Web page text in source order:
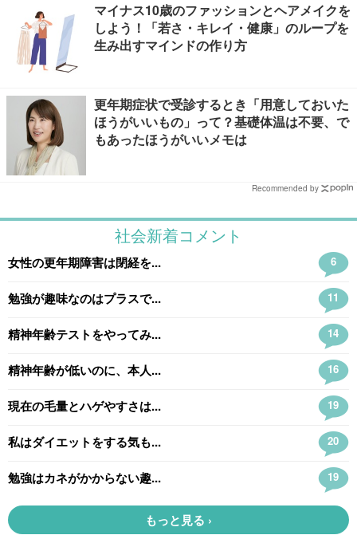
マイナス10歳のファッションとヘアメイクを
しよう！「若さ・キレイ・健康」のループを
生み出すマインドの作り方
更年期症状で受診するとき「用意しておいた
ほうがいいもの」って？基礎体温は不要、で
もあったほうがいいメモは
Recommended by